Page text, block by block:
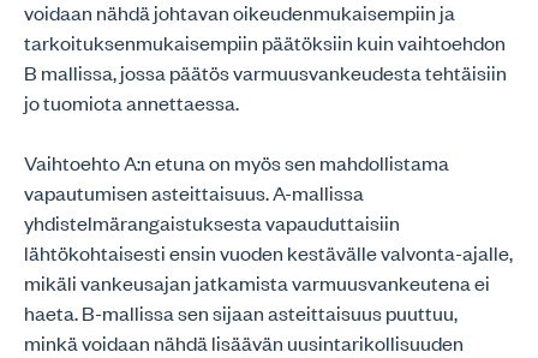
voidaan nähdä johtavan oikeudenmukaisempiin ja
tarkoituksenmukaisempiin päätöksiin kuin vaihtoehdon
B mallissa, jossa päätös varmuusvankeudesta tehtäisiin
jo tuomiota annettaessa.
Vaihtoehto A:n etuna on myös sen mahdollistama
vapautumisen asteittaisuus. A-mallissa
yhdistelmärangaistuksesta vapauduttaisiin
lähtökohtaisesti ensin vuoden kestävälle valvonta-ajalle,
mikäli vankeusajan jatkamista varmuusvankeutena ei
haeta. B-mallissa sen sijaan asteittaisuus puuttuu,
minkä voidaan nähdä lisäävän uusintarikollisuuden